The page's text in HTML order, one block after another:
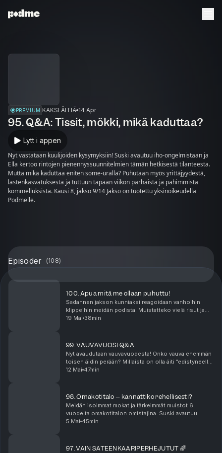
PREMIUM KAKSI ÄITIÄ 14 Apr
95. Q&A: Tissit, mökki, mikä kaduttaa?
Lytt i appen
Nyt vastataan kuulijoiden kysymyksiin! Suski avautuu iho-ongelmistaan ja
Ella kertoo rintojen pienennyssuunnitelmien tämän hetkisestä tilanteesta.
Mutta mikä kaduttaa eniten some-uralla? Puhutaan myös yrittäjyydestä,
lastenkasvatuksesta ja tuttuun tapaan viikon parhaista ja pahimmista
kommelluksista. Kausi 8, jakso 9/14 Jakso on tuotettu yksinoikeudella
Podmelle.
Episoder (108)
100. Apua mitä me ollaan puhuttu!
Sadannen jakson kunniaksi reagoidaan vanhoihin
klippeihin meidän podista. Muistatteko vielä risut ja
ruusut? Entä sen, kun Suski heitti (vahingossa!!)
19 Mai 38min
99. VAUVAVUOSI Q&A
Nyt avaudutaan vauvavuodesta! Onko vauva enemmän
toisen äidin perään? Millaista on olla äiti ”edistyneellä
iällä”? Entä onko vauvakuume nyt lopullisesti ohi?
12 Mai 47min
98. Omakotitalo – kannattiko rehellisesti?
Meidän isoimmat mokat ja tärkeimmät muistot 6
vuodelta omakotitalon omistajina. Suski avautuu
tekemistään tuhoista ja Ellalla on paljon asiaa
5 Mai 45min
97. VAIN SATEENKAARIPERHEJUTUT 🌈